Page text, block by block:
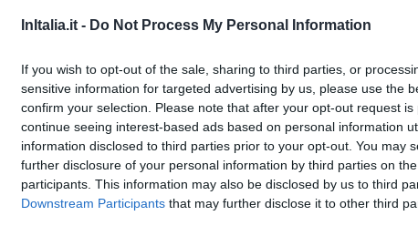
InItalia.it - Do Not Process My Personal Information
If you wish to opt-out of the sale, sharing to third parties, or
sensitive information for targeted advertising by us, please use the
confirm your selection. Please note that after your opt-out request
continue seeing interest-based ads based on personal information
information disclosed to third parties prior to your opt-out. You may
further disclosure of your personal information by third parties on the
participants. This information may also be disclosed by us to third
Downstream Participants that may further disclose it to other third
Kindern
Rumänien
Oktober 2011
Würden Sie in diesem Hotel wieder nächtigen?
Maria Rocio
Spanien